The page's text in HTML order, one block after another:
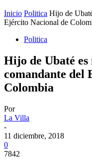
Inicio Politica Hijo de
Ejército Nacional de
Politica
Hijo de Ubaté
comandante del
Colombia
Por
La Villa
-
11 diciembre, 2018
0
7842